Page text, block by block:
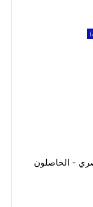
- الحاصلون